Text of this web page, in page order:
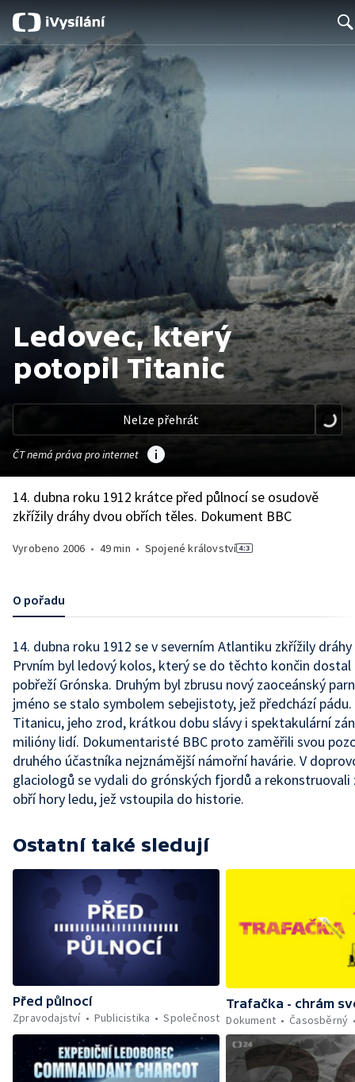
Ledovec, který
potopil Titanic
Nelze přehrát
ČT nemá práva pro internet
14. dubna roku 1912 krátce před půlnocí se osudově
zkřížily dráhy dvou obřích těles. Dokument BBC
Vyrobeno 2006 • 49 min • Spojené království
O pořadu
14. dubna roku 1912 se v severním Atlantiku zkřížily
Prvním byl ledový kolos, který se do těchto končin dostal
pobřeží Grónska. Druhým byl zbrusu nový zaoceánský
jméno se stalo symbolem sebejistoty, jež předchází pádu.
Titanicu, jeho zrod, krátkou dobu slávy i spektakulární
milióny lidí. Dokumentaristé BBC proto zaměřili svou
druhého účastníka nejznámější námořní havárie. V
glaciologů se vydali do grónských fjordů a rekonstruovali
obří hory ledu, jež vstoupila do historie.
Ostatní také sledují
Před půlnocí
Zpravodajství
Publicistika Společnost
Trafačka - chrám
Dokument
Časosběrný